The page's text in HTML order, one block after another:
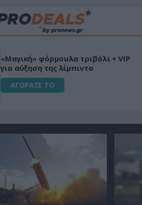
«Μαγική» φόρμουλα τριβόλι + VIP
για αύξηση της λίμπιντο
ΑΓΟΡΑΣΕ ΤΟ